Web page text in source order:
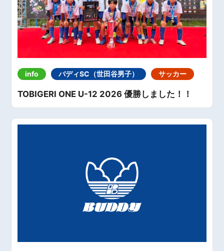
info バディSC（世田谷男子） サッカー
TOBIGERI ONE U-12 2026 優勝しました！！